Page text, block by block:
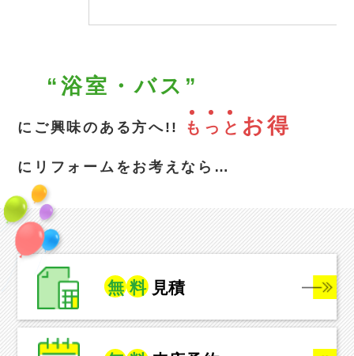
“浴室・バス”
にご興味のある方へ!! も っ と お得
にリフォームをお考えなら…
無 料 見積